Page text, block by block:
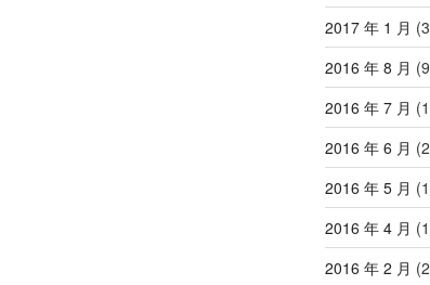
2017 年 1 月
2016 年 8 月
2016 年 7 月
2016 年 6 月
2016 年 5 月
2016 年 4 月
2016 年 2 月